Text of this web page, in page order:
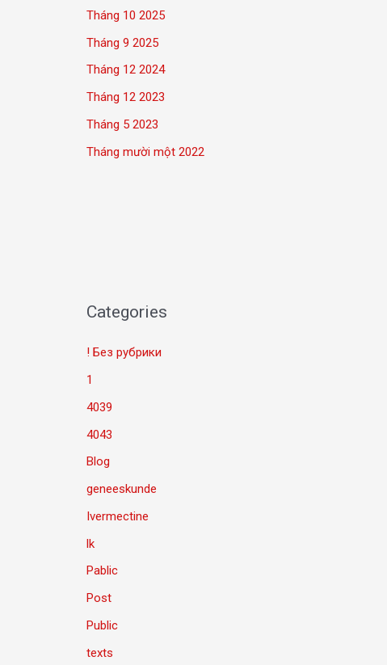
Tháng 10 2025
Tháng 9 2025
Tháng 12 2024
Tháng 12 2023
Tháng 5 2023
Tháng mười một 2022
Categories
! Без рубрики
1
4039
4043
Blog
geneeskunde
Ivermectine
lk
Pablic
Post
Public
texts